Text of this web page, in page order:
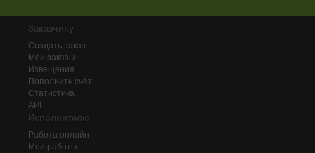
Заказчику
Создать заказ
Мои заказы
Извещения
Пополнить счёт
Статистика
API
Исполнителю
Работа онлайн
Мои работы